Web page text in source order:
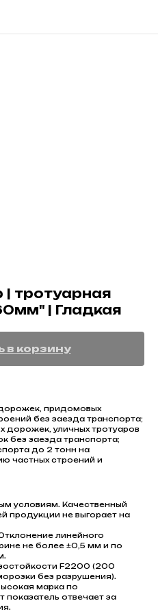
| тротуарная
| Гладкая
в корзину
придомовых
без заезда транспорта;
уличных тротуаров
без заезда транспорта;
до 2 тонн на
частных строений и
условиям. Качественный
продукции не выгорает на
линейного
не более ±0,5 мм и по
F2200 (200
без разрушения).
марка по
показатель отвечает за